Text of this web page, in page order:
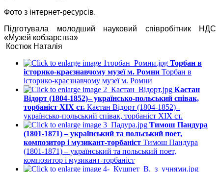
Фото з інтернет-ресурсів.
Підготувала молодший науковий співробітник НДС
«Музей кобзарства»
Костюк Наталія
Торбан в
історико-краєзнавчому музеї м. Ромни Торбан в
історико-краєзнавчому музеї м. Ромни
Каєтан
Відорт (1804-1852)– українсько-польський співак,
торбаніст ХІХ ст. Каєтан Відорт (1804-1852)–
українсько-польський співак, торбаніст ХІХ ст.
Тимош Пандура
(1801-1871) – український та польський поет,
композитор і музикант-торбаніст Тимош Пандура
(1801-1871) – український та польський поет,
композитор і музикант-торбаніст